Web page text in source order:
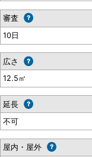
審査
10日
広さ
12.5㎡
延長
不可
屋内・屋外